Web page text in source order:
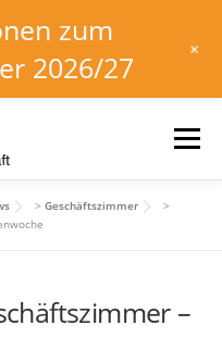
Menu
DOWNLOADS
> Geschäftszimmer
>
–
zum
2026/27
+